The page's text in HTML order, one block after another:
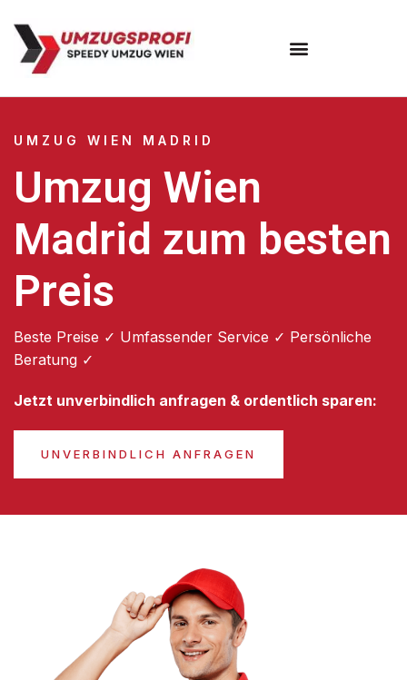
UMZUG WIEN MADRID
Umzug Wien
Madrid zum besten
Preis
Beste Preise ✓ Umfassender Service ✓ Persönliche
Beratung ✓
Jetzt unverbindlich anfragen & ordentlich sparen:
UNVERBINDLICH ANFRAGEN